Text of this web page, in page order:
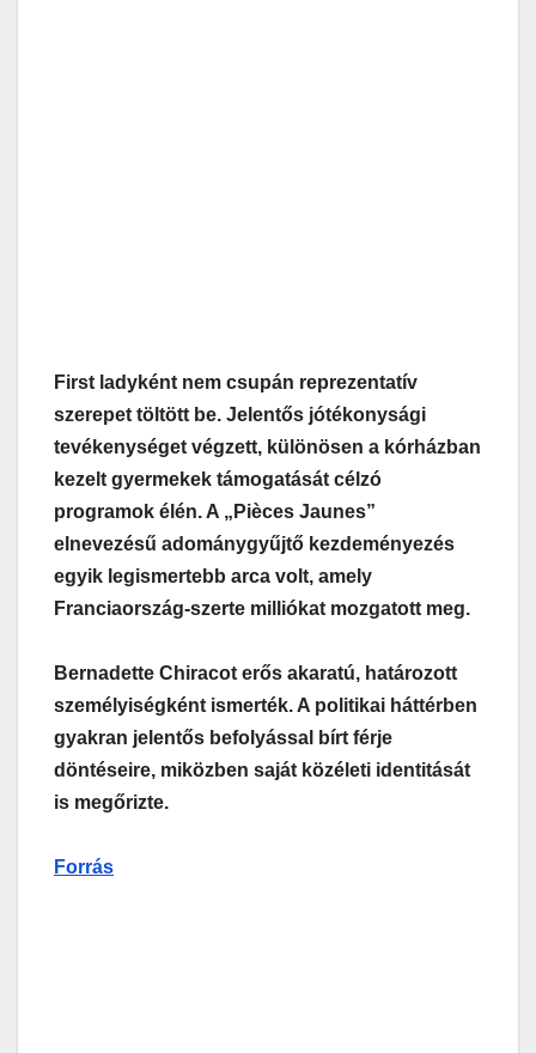
First ladyként nem csupán reprezentatív
szerepet töltött be. Jelentős jótékonysági
tevékenységet végzett, különösen a kórházban
kezelt gyermekek támogatását célzó
programok élén. A „Pièces Jaunes”
elnevezésű adománygyűjtő kezdeményezés
egyik legismertebb arca volt, amely
Franciaország-szerte milliókat mozgatott meg.
Bernadette Chiracot erős akaratú, határozott
személyiségként ismerték. A politikai háttérben
gyakran jelentős befolyással bírt férje
döntéseire, miközben saját közéleti identitását
is megőrizte.
Forrás